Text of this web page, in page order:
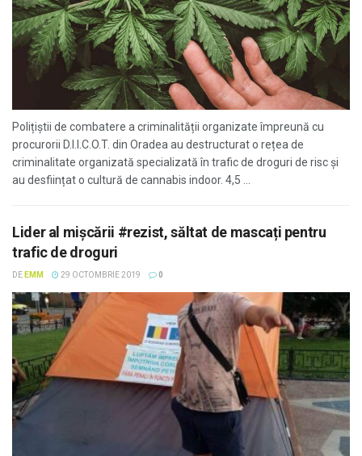
Polițiștii de combatere a criminalității organizate împreună cu
procurorii D.I.I.C.O.T. din Oradea au destructurat o rețea de
criminalitate organizată specializată în trafic de droguri de risc și
au desființat o cultură de cannabis indoor. 4,5 ...
Lider al mişcării #rezist, săltat de mascați pentru
trafic de droguri
DE EMM 29 OCTOMBRIE 2019 0